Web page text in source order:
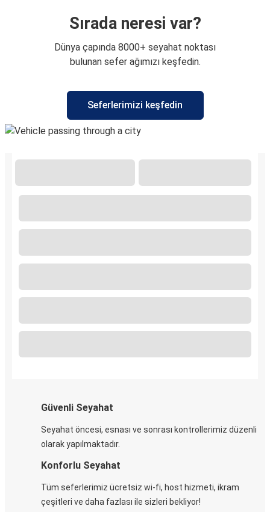
Sırada neresi var?
Dünya çapında 8000+ seyahat noktası
bulunan sefer ağımızı keşfedin.
Seferlerimizi keşfedin
Güvenli Seyahat
Seyahat öncesi, esnası ve sonrası kontrollerimiz düzenli
olarak yapılmaktadır.
Konforlu Seyahat
Tüm seferlerimiz ücretsiz wi-fi, host hizmeti, ikram
çeşitleri ve daha fazlası ile sizleri bekliyor!